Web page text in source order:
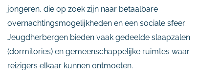
jongeren, die op zoek zijn naar betaalbare
overnachtingsmogelijkheden en een sociale sfeer.
Jeugdherbergen bieden vaak gedeelde slaapzalen
(dormitories) en gemeenschappelijke ruimtes waar
reizigers elkaar kunnen ontmoeten.